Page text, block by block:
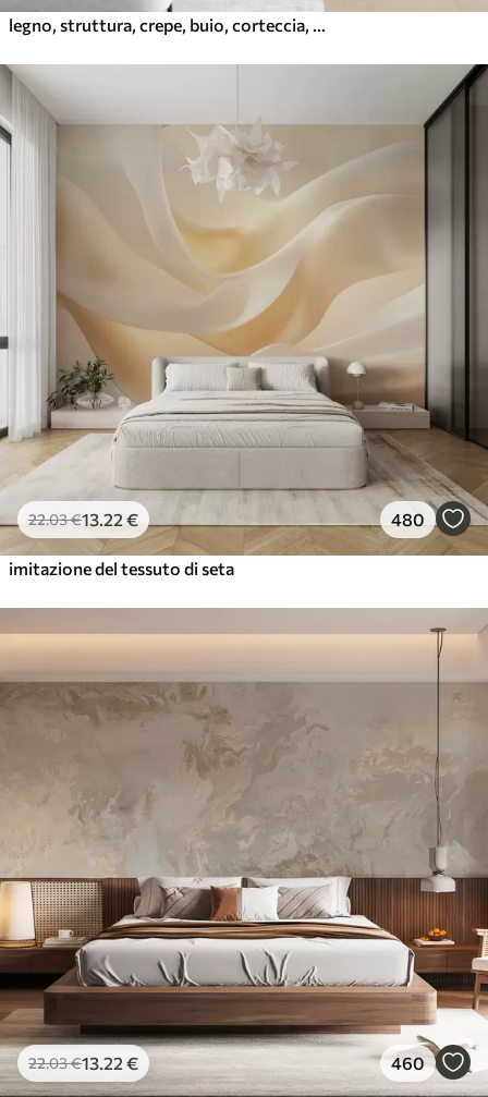
legno, struttura, crepe, buio, corteccia, superficie
22.03€13.22€ 480
imitazione del tessuto di seta
22.03€13.22 € 460